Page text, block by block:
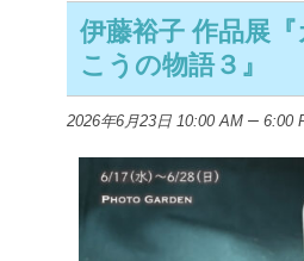
伊藤裕子 作品展
こうの物語３』
2026年6月23日 10:00 AM – 6:00